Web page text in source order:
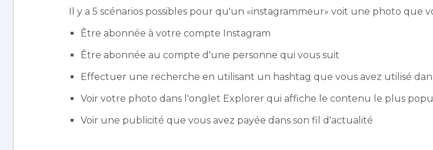
Il y a 5 scénarios possibles pour qu'un «instagrammeur» voit une photo que
Être abonnée à votre compte Instagram
Être abonnée au compte d'une personne qui vous suit
Effectuer une recherche en utilisant un hashtag que vous avez utilisé
Voir votre photo dans l'onglet Explorer qui affiche le contenu le plus
Voir une publicité que vous avez payée dans son fil d'actualité